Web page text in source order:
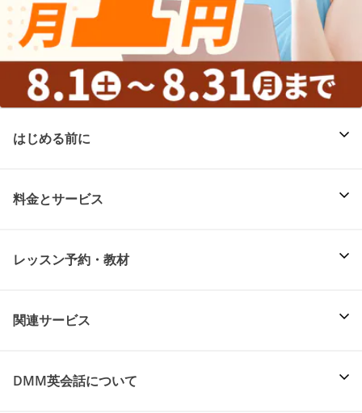
はじめる前に
料金とサービス
レッスン予約・教材
関連サービス
DMM英会話について